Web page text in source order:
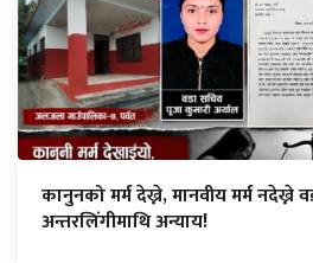
कानुनको मर्म देख्ने, मानवीय मर्म
अन्तरलिंगीमाथि अन्याय!